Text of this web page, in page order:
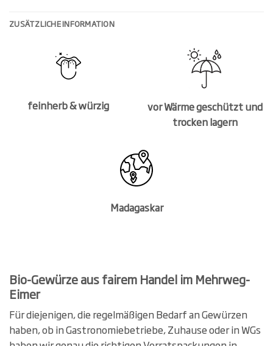
ZUSÄTZLICHE INFORMATION
feinherb & würzig
vor Wärme geschützt und
trocken lagern
Madagaskar
Bio-Gewürze aus fairem Handel im Mehrweg-
Eimer
Für diejenigen, die regelmäßigen Bedarf an Gewürzen
haben, ob in Gastronomiebetriebe, Zuhause oder in WGs